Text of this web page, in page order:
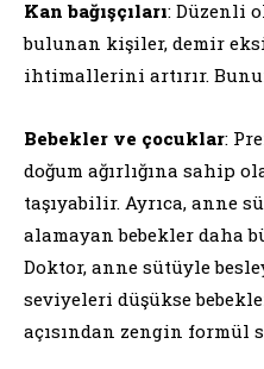
Kan bağışçıları: Düzenli
bulunan kişiler, demir
ihtimallerini artırır.
Bebekler ve çocuklar:
doğum ağırlığına sahip
taşıyabilir. Ayrıca, anne
alamayan bebekler daha
Doktor, anne sütüyle
seviyeleri düşükse
açısından zengin formül